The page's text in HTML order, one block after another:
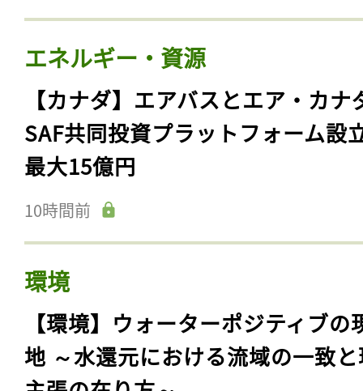
エネルギー・資源
【カナダ】エアバスとエア・カナ
SAF共同投資プラットフォーム設
最大15億円
10時間前
環境
【環境】ウォーターポジティブの
地 ～水還元における流域の一致